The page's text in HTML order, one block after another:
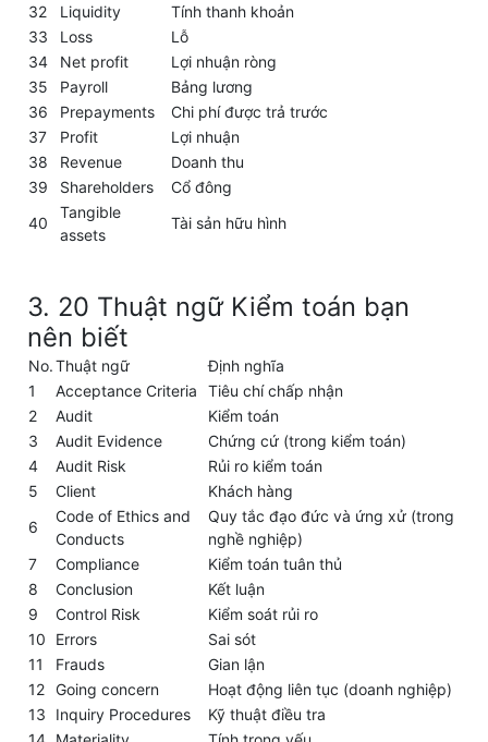
32
Liquidity
Tính thanh khoản
33
Loss
Lỗ
34
Net profit
Lợi nhuận ròng
35
Payroll
Bảng lương
36
Prepayments
Chi phí được trả trước
37
Profit
Lợi nhuận
38
Revenue
Doanh thu
39
Shareholders
Cổ đông
40
Tangible
assets
Tài sản hữu hình
3. 20 Thuật ngữ Kiểm toán bạn
nên biết
No.Thuật ngữ
Định nghĩa
1
Acceptance Criteria
Tiêu chí chấp nhận
2
Audit
Kiểm toán
3
Audit Evidence
Chứng cứ (trong kiểm toán)
4
Audit Risk
Rủi ro kiểm toán
5
Client
Khách hàng
6
Code of Ethics and
Conducts
Quy tắc đạo đức và ứng xử (trong
nghề nghiệp)
7
Compliance
Kiểm toán tuân thủ
8
Conclusion
Kết luận
9
Control Risk
Kiểm soát rủi ro
10
Errors
Sai sót
11
Frauds
Gian lận
12 Going concern
Hoạt động liên tục (doanh nghiệp)
13
Inquiry Procedures
Kỹ thuật điều tra